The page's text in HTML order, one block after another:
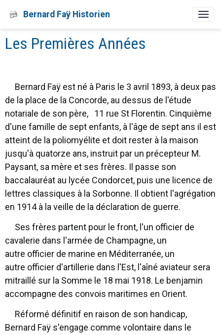
Bernard Faÿ Historien
Les Premières Années
Bernard Faÿ est né à Paris le 3 avril 1893, à deux pas
de la place de la Concorde, au dessus de l'étude
notariale de son père, 11 rue St Florentin. Cinquième
d'une famille de sept enfants, à l'âge de sept ans il est
atteint de la poliomyélite et doit rester à la maison
jusqu'à quatorze ans, instruit par un précepteur M.
Paysant, sa mère et ses frères. Il passe son
baccalauréat au lycée Condorcet, puis une licence de
lettres classiques à la Sorbonne. Il obtient l'agrégation
en 1914 à la veille de la déclaration de guerre.
Ses frères partent pour le front, l'un officier de
cavalerie dans l'armée de Champagne, un
autre officier de marine en Méditerranée, un
autre officier d'artillerie dans l'Est, l'aîné aviateur sera
mitraillé sur la Somme le 18 mai 1918. Le benjamin
accompagne des convois maritimes en Orient.
Réformé définitif en raison de son handicap,
Bernard Faÿ s'engage comme volontaire dans le